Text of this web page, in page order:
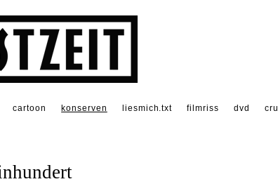
cartoon konserven liesmich.txt filmriss dvd